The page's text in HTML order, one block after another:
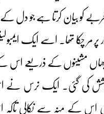
کو بیان کرتا ہے جو دل کے
پر مر چکا تھا۔ اسے ایک
جہاں مشینوں کے ذریعے اس
کوشش کی گئی۔ ایک نرس
اس کے منہ سے نکالی